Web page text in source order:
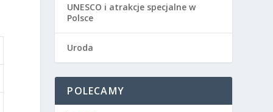
UNESCO i atrakcje specjalne w
Polsce
Uroda
POLECAMY